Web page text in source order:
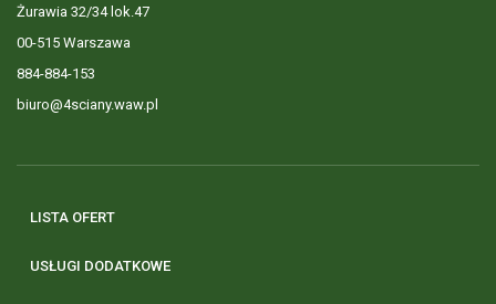
Żurawia 32/34 lok.47
00-515 Warszawa
884-884-153
biuro@4sciany.waw.pl
LISTA OFERT
USŁUGI DODATKOWE